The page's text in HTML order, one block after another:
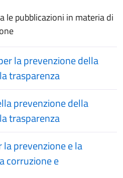
le pubblicazioni in materia di
la prevenzione della
trasparenza
prevenzione della
trasparenza
prevenzione e la
corruzione e